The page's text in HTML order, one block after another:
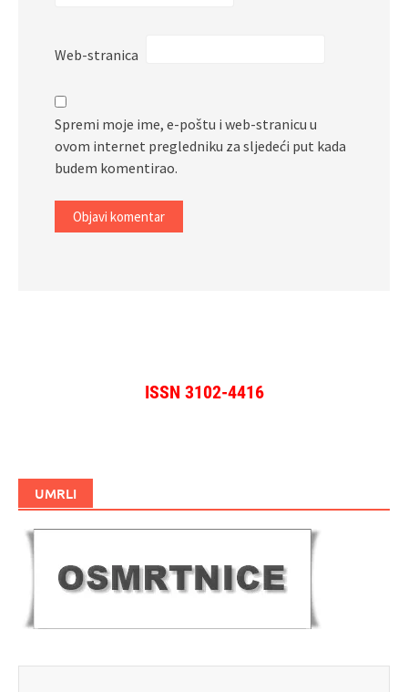
Web-stranica
Spremi moje ime, e-poštu i web-stranicu u
ovom internet pregledniku za sljedeći put kada
budem komentirao.
ISSN 3102-4416
UMRLI